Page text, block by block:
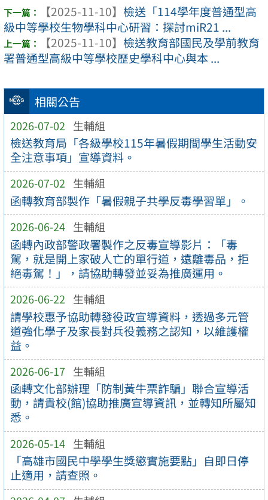
相關公告
2026-07-02 生輔組
檢送教育局「各級學校115年暑假期間學生活動安
全注意事項」宣導資料。
2026-07-02 生輔組
函轉教育部製作「暑假親子共學反毒學習單」。
2026-06-24 生輔組
函轉內政部警政署製作之反毒宣導影片：「毒
駕，就是開上家破人亡的單行道，遠離毒品，拒
絕毒駕！」，請協助轉發並妥為推廣運用。
2026-06-22 生輔組
請學校惠予協助轉發役政宣導資料，透過多元管
道強化學子及家長對兵役義務之認知，以維護權
益。
2026-06-17 生輔組
函轉文化部辦理「防制黃牛票詐騙」聯合宣導活
動，請貴校(館)協助推廣宣導資訊，並轉知所屬知
悉。
2026-05-14 生輔組
「高雄市國民中學學生獎懲實施要點」自即日停
止適用，請查照。
【2025-11-10】 檢送「114學年度普通型高
級中等學校生物學科中心研習：探討miR21 ...
【2025-11-10】 檢送教育部國民及學前教育
署普通型高級中等學校歷史學科中心與本 ...